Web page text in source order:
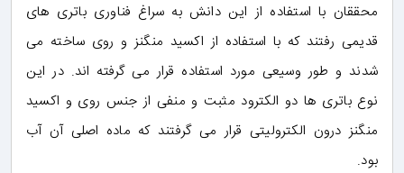
محققان با استفاده از این دانش به سراغ فناوری باتری های
قدیمی رفتند که با استفاده از اکسید منگنز و روی ساخته می
شدند و طور وسیعی مورد استفاده قرار می گرفته اند. در این
نوع باتری ها دو الکترود مثبت و منفی از جنس روی و اکسید
منگنز درون الکترولیتی قرار می گرفتند که ماده اصلی آن آب
بود.